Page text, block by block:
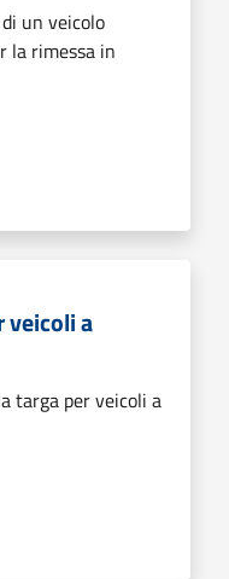
un veicolo
la rimessa in
veicoli a
targa per veicoli a